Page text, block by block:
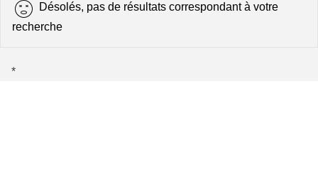
Désolés, pas de résultats correspondant à votre
recherche
*